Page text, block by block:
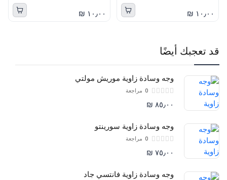
قد تعجبك أيضًا
وجه وسادة زاوية موريش مولتي
0 مراجعة
٨٥٫٠٠ ₪
وجه وسادة زاوية سورينتو
0 مراجعة
٧٥٫٠٠ ₪
وجه وسادة زاوية فانتسي جاد
١٠٫٠٠ ₪ ١٠٫٠٠ ₪